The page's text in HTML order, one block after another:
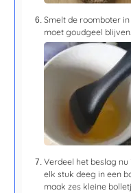
Smelt de roomboter
moet goudgeel blijven.
Verdeel het beslag
elk stuk deeg in een
maak zes kleine